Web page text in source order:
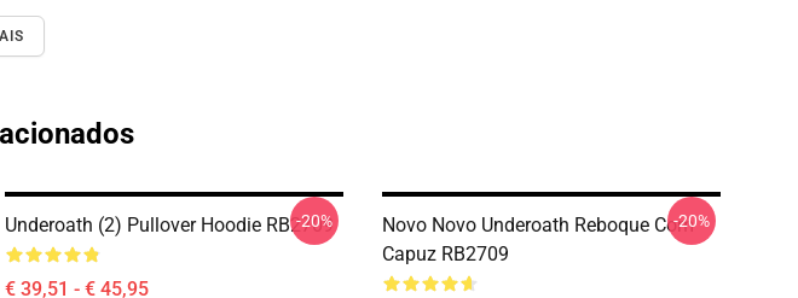
Underoath (2) Pullover Hoodie RB2709
€ 39,51 - € 45,95
-20%
Novo Novo Underoath Reboque Com
Capuz RB2709
-20%